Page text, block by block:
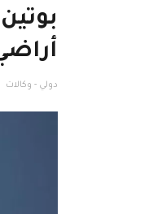
دولي - وكالات